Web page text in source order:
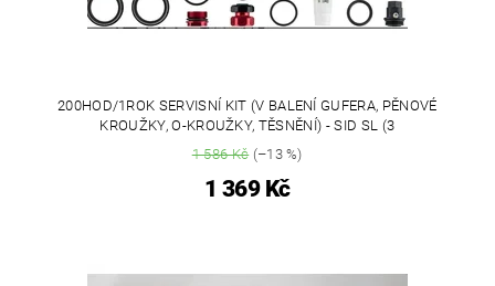
200HOD/1ROK SERVISNÍ KIT (V BALENÍ GUFERA, PĚNOVÉ
KROUŽKY, O-KROUŽKY, TĚSNĚNÍ) - SID SL (3
1 586 Kč(–13 %)
1 369 Kč